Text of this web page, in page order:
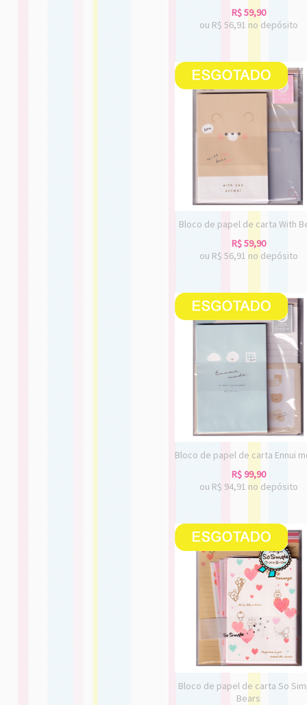
R$59,90
ou R$ 56,91 no depósito
Bloco de papel de carta With
R$59,90
ou R$ 56,91 no depósito
Bloco de papel de carta Ennui
R$ 99,90
ou R$ 94,91 no depósito
Bloco de papel de carta So
Bears